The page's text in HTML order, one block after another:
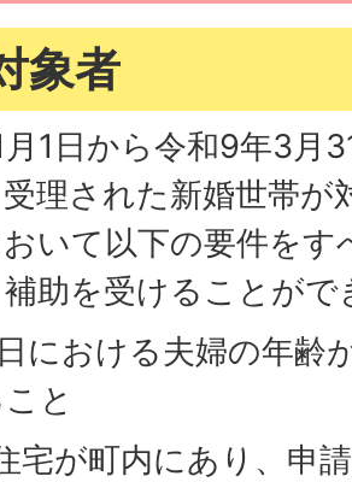
象者
1日から令和9年3月
理された新婚世帯が
いて以下の要件を
助を受けることがで
における夫婦の年齢
と
宅が町内にあり、申